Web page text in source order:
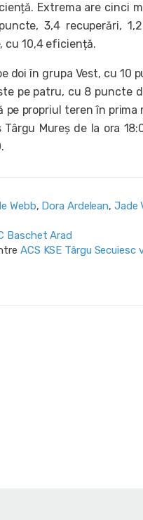
Extrema are cinci
3,4 recuperări,
cu 10,4 eficiență.
doi în grupa Vest, cu 10
pe patru, cu 8 puncte
pe propriul teren în prima
Mureș de la ora
Webb, Dora Ardelean, Jade
Baschet Arad
ACS KSE Târgu Secuiesc